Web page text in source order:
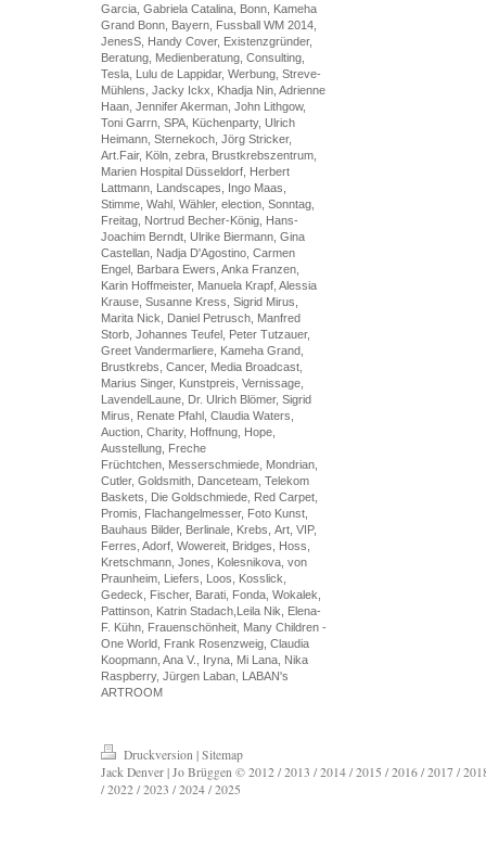
Garcia, Gabriela Catalina, Bonn, Kameha
Grand Bonn, Bayern, Fussball WM 2014,
JenesS, Handy Cover, Existenzgründer,
Beratung, Medienberatung, Consulting,
Tesla, Lulu de Lappidar, Werbung, Streve-
Mühlens, Jacky Ickx, Khadja Nin, Adrienne
Haan, Jennifer Akerman, John Lithgow,
Toni Garrn, SPA, Küchenparty, Ulrich
Heimann, Sternekoch, Jörg Stricker,
Art.Fair, Köln, zebra, Brustkrebszentrum,
Marien Hospital Düsseldorf, Herbert
Lattmann, Landscapes, Ingo Maas,
Stimme, Wahl, Wähler, election, Sonntag,
Freitag, Nortrud Becher-König, Hans-
Joachim Berndt, Ulrike Biermann, Gina
Castellan, Nadja D'Agostino, Carmen
Engel, Barbara Ewers, Anka Franzen,
Karin Hoffmeister, Manuela Krapf, Alessia
Krause, Susanne Kress, Sigrid Mirus,
Marita Nick, Daniel Petrusch, Manfred
Storb, Johannes Teufel, Peter Tutzauer,
Greet Vandermarliere, Kameha Grand,
Brustkrebs, Cancer, Media Broadcast,
Marius Singer, Kunstpreis, Vernissage,
LavendelLaune, Dr. Ulrich Blömer, Sigrid
Mirus, Renate Pfahl, Claudia Waters,
Auction, Charity, Hoffnung, Hope,
Ausstellung, Freche
Früchtchen, Messerschmiede, Mondrian,
Cutler, Goldsmith, Danceteam, Telekom
Baskets, Die Goldschmiede, Red Carpet,
Promis, Flachangelmesser, Foto Kunst,
Bauhaus Bilder, Berlinale, Krebs, Art, VIP,
Ferres, Adorf, Wowereit, Bridges, Hoss,
Kretschmann, Jones, Kolesnikova, von
Praunheim, Liefers, Loos, Kosslick,
Gedeck, Fischer, Barati, Fonda, Wokalek,
Pattinson, Katrin Stadach,Leila Nik, Elena-
F. Kühn, Frauenschönheit, Many Children -
One World, Frank Rosenzweig, Claudia
Koopmann, Ana V., Iryna, Mi Lana, Nika
Raspberry, Jürgen Laban, LABAN's
ARTROOM
Druckversion | Sitemap
Jack Denver | Jo Brüggen © 2012 / 2013 / 2014 / 2015 / 2016 / 2017 /
/ 2022 / 2023 / 2024 / 2025